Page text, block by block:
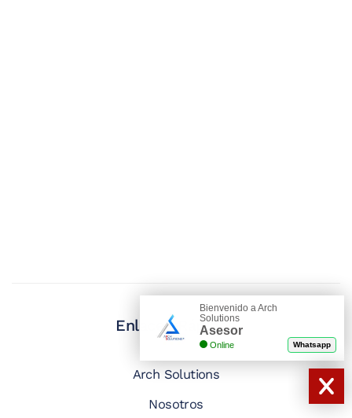
Enlaces Rápidos
Arch Solutions
Nosotros
Bienvenido a Arch
Solutions
Asesor
Online Whatsapp